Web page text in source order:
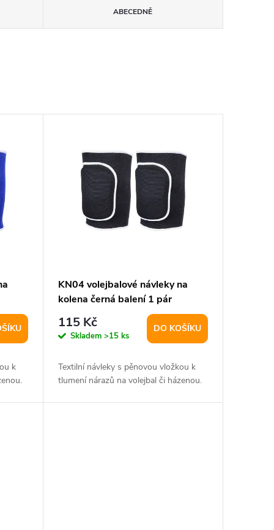
ABECEDNĚ
k
KN04 volejbalové návleky na
kolena černá balení 1 pár
115 Kč
Skladem >15 ks
DO KOŠÍKU
Textilní návleky s pěnovou vložkou k
tlumení nárazů na volejbal či házenou.